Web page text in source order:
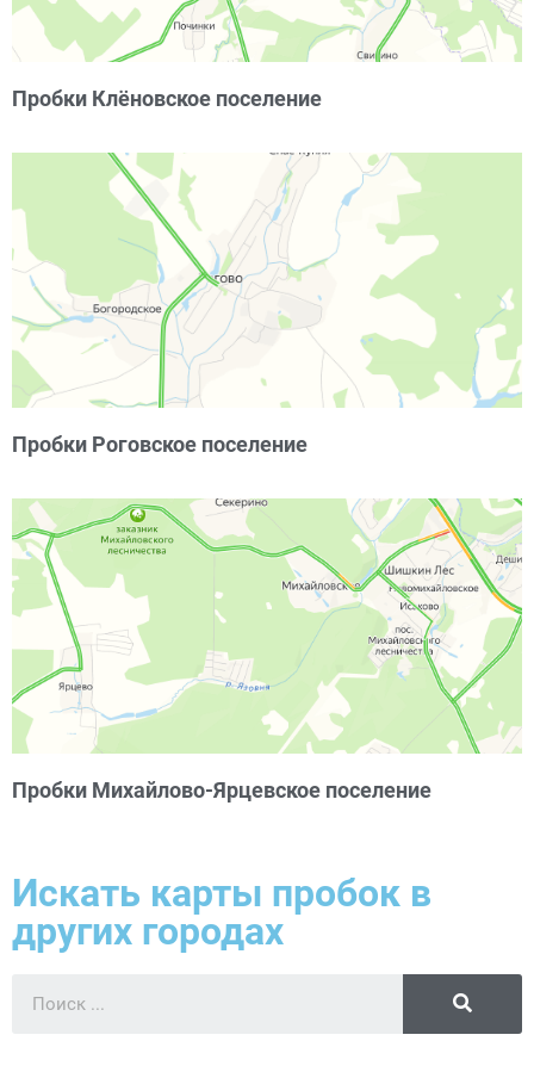
Пробки Клёновское поселение
Пробки Роговское поселение
Пробки Михайлово-Ярцевское поселение
Искать карты пробок в
других городах